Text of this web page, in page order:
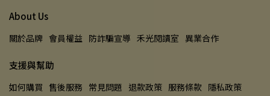
About Us
關於品牌 會員權益 防詐騙宣導 禾光閱讀室 異業合作
支援與幫助
如何購買 售後服務 常見問題 退款政策 服務條款 隱私政策